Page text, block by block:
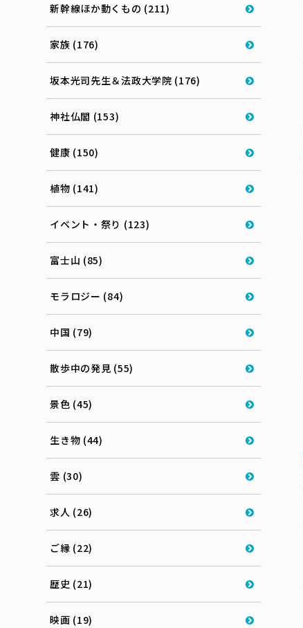
新幹線ほか動くもの (211)
家族 (176)
坂本光司先生＆法政大学院 (176)
神社仏閣 (153)
健康 (150)
植物 (141)
イベント・祭り (123)
富士山 (85)
モラロジー (84)
中国 (79)
散歩中の発見 (55)
景色 (45)
生き物 (44)
雲 (30)
求人 (26)
ご縁 (22)
歴史 (21)
映画 (19)